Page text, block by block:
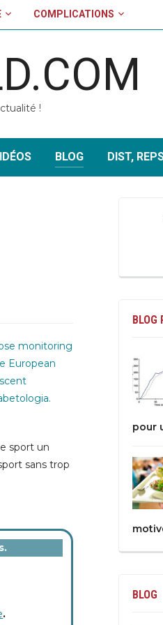
COMPLICATIONS
!
BLOG DIST,
monitoring
European
sport un
sans trop
.
BLOG
pour
BLOG